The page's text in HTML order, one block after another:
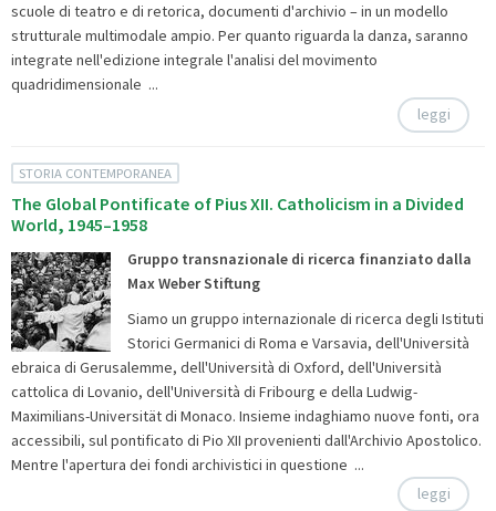
scuole di teatro e di retorica, documenti d'archivio – in un modello
strutturale multimodale ampio. Per quanto riguarda la danza, saranno
integrate nell'edizione integrale l'analisi del movimento
quadridimensionale ...
leggi
STORIA CONTEMPORANEA
The Global Pontificate of Pius XII. Catholicism in a Divided
World, 1945–1958
Gruppo transnazionale di ricerca finanziato dalla
Max Weber Stiftung
Siamo un gruppo internazionale di ricerca degli Istituti
Storici Germanici di Roma e Varsavia, dell'Università
ebraica di Gerusalemme, dell'Università di Oxford, dell'Università
cattolica di Lovanio, dell'Università di Fribourg e della Ludwig-
Maximilians-Universität di Monaco. Insieme indaghiamo nuove fonti, ora
accessibili, sul pontificato di Pio XII provenienti dall'Archivio Apostolico.
Mentre l'apertura dei fondi archivistici in questione ...
leggi